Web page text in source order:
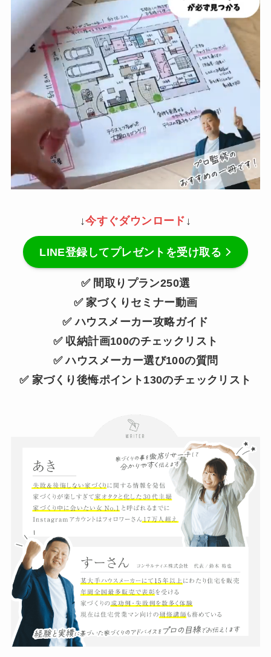
↓今すぐダウンロード ↓
LINE登録してプレゼントを受け取る
✅ 間取りプラン250選
✅ 家づくりセミナー動画
✅ ハウスメーカー攻略ガイド
✅ 収納計画100のチェックリスト
✅ ハウスメーカー選び100の質問
✅ 家づくり後悔ポイント130のチェックリスト